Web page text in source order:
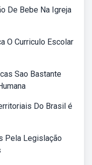
De Bebe Na Igreja
O Curriculo Escolar
Sao Bastante
Do Brasil é
Pela Legislação